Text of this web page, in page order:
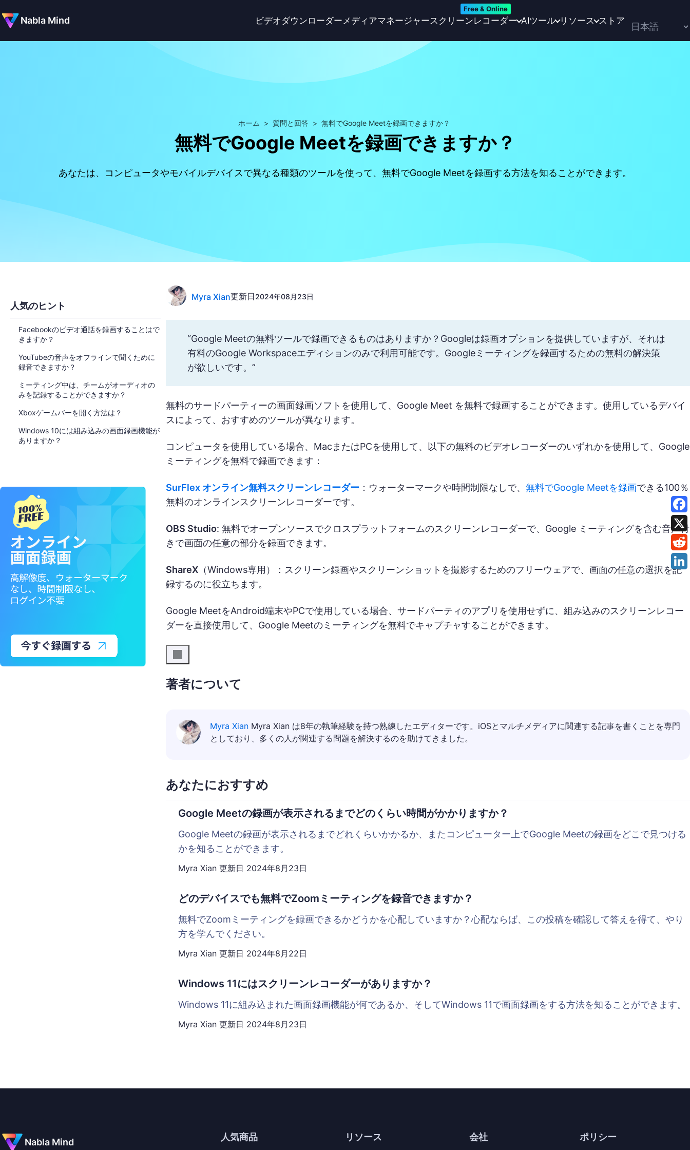
Nabla Mind ビデオダウンローダー メディアマネージャー スクリーンレコーダー
Free & Online
AIツール リソース ストア
ホーム > 質問と回答 > 無料でGoogle Meetを録画できますか？
無料でGoogle Meetを録画できますか？
あなたは、コンピュータやモバイルデバイスで異なる種類のツールを使って、無料でGoogle Meetを録画する方法を知ることができます。
人気のヒント
Facebookのビデオ通話を録画することはで
きますか？
YouTubeの音声をオフラインで聞くために
録音できますか？
ミーティング中は、チームがオーディオの
みを記録することができますか？
Xboxゲームバーを開く方法は？
Windows 10には組み込みの画面録画機能が
ありますか？
Myra Xian更新日2024年08月23日
“Google Meetの無料ツールで録画できるものはありますか？Googleは録画オプションを提供していますが、それは
有料のGoogle Workspaceエディションのみで利用可能です。Googleミーティングを録画するための無料の解決策
が欲しいです。”
無料のサードパーティーの画面録画ソフトを使用して、Google Meet を無料で録画することができます。使用しているデバイ
スによって、おすすめのツールが異なります。
コンピュータを使用している場合、MacまたはPCを使用して、以下の無料のビデオレコーダーのいずれかを使用して、Google
ミーティングを無料で録画できます：
SurFlex オンライン無料スクリーンレコーダー：ウォーターマークや時間制限なしで、 無料でGoogle Meetを録画できる100％
無料のオンラインスクリーンレコーダーです。
OBS Studio: 無料でオープンソースでクロスプラットフォームのスクリーンレコーダーで、Google ミーティングを含む音声付
きで画面の任意の部分を録画できます。
ShareX（Windows専用）：スクリーン録画やスクリーンショットを撮影するためのフリーウェアで、画面の任意の選択を記
録するのに役立ちます。
Google MeetをAndroid端末やPCで使用している場合、サードパーティのアプリを使用せずに、組み込みのスクリーンレコー
ダーを直接使用して、Google Meetのミーティングを無料でキャプチャすることができます。
著者について
Myra Xian Myra Xian は8年の執筆経験を持つ熟練したエディターです。iOSとマルチメディアに関連する記事を書くことを専門
としており、多くの人が関連する問題を解決するのを助けてきました。
あなたにおすすめ
Google Meetの録画が表示されるまでどのくらい時間がかかりますか？
Google Meetの録画が表示されるまでどれくらいかかるか、またコンピューター上でGoogle Meetの録画をどこで見つける
かを知ることができます。
Myra Xian更新日 2024年8月23日
どのデバイスでも無料でZoomミーティングを録音できますか？
無料でZoomミーティングを録画できるかどうかを心配していますか？心配ならば、この投稿を確認して答えを得て、やり
方を学んでください。
Myra Xian更新日 2024年8月22日
Windows 11にはスクリーンレコーダーがありますか？
Windows 11に組み込まれた画面録画機能が何であるか、そしてWindows 11で画面録画をする方法を知ることができます。
Myra Xian更新日 2024年8月23日
Nabla Mind 人気商品 リソース 会社 ポリシー